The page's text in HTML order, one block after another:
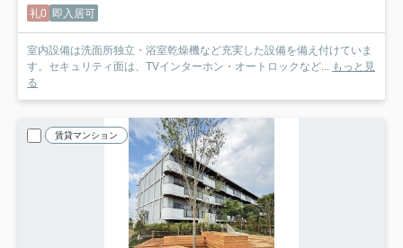
礼0 即入居可
室内設備は洗面所独立・浴室乾燥機など充実した設備を備え付けていま
す。セキュリティ面は、TVインターホン・オートロックなど... もっと見
る
賃貸マンション